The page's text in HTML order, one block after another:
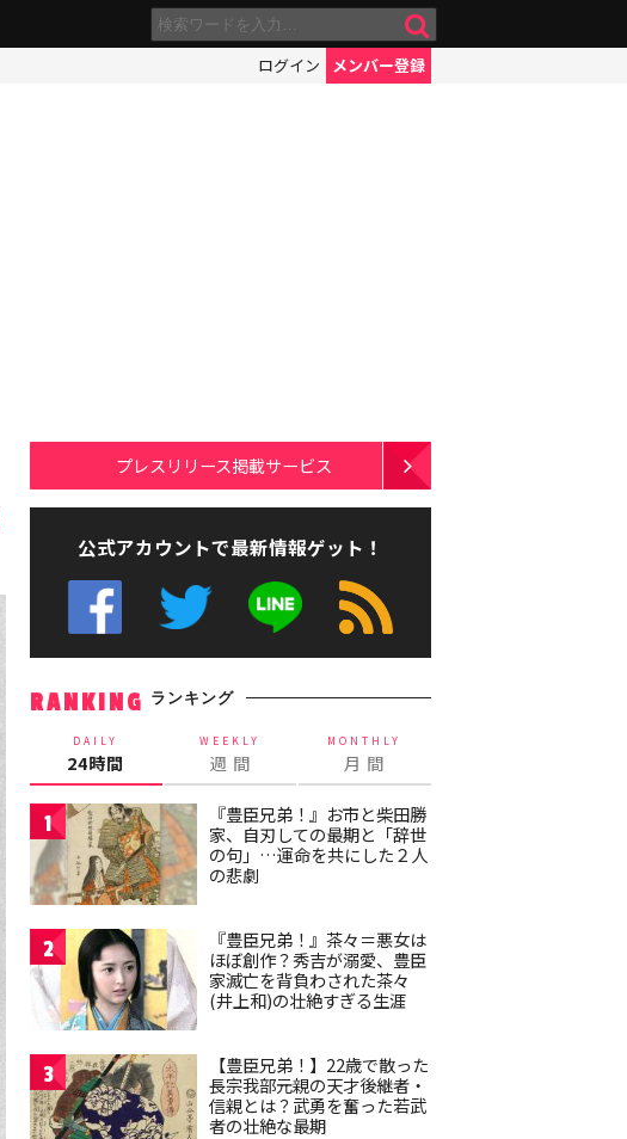
ログイン メンバー登録
プレスリリース掲載サービス
公式アカウントで最新情報ゲット！
RANKING ランキング
DAILY
24時間
WEEKLY
週 間
MONTHLY
月 間
1
『豊臣兄弟！』お市と柴田勝
家、自刃しての最期と「辞世
の句」…運命を共にした２人
の悲劇
2
『豊臣兄弟！』茶々＝悪女は
ほぼ創作？秀吉が溺愛、豊臣
家滅亡を背負わされた茶々
(井上和)の壮絶すぎる生涯
3
【豊臣兄弟！】22歳で散った
長宗我部元親の天才後継者・
信親とは？武勇を奮った若武
者の壮絶な最期